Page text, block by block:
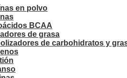
en polvo
BCAA
de grasa
de carbohidratos y